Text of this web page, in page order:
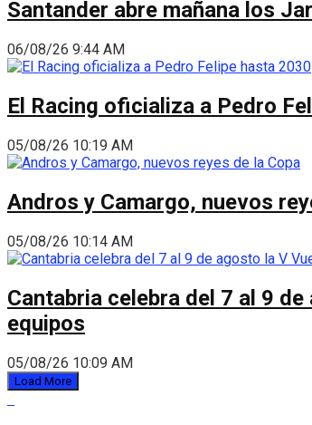
Santander abre mañana los
06/08/26 9:44 AM
El Racing oficializa a Pedro
05/08/26 10:19 AM
Andros y Camargo, nuevos
05/08/26 10:14 AM
Cantabria celebra del 7 al 9
equipos
05/08/26 10:09 AM
Load More